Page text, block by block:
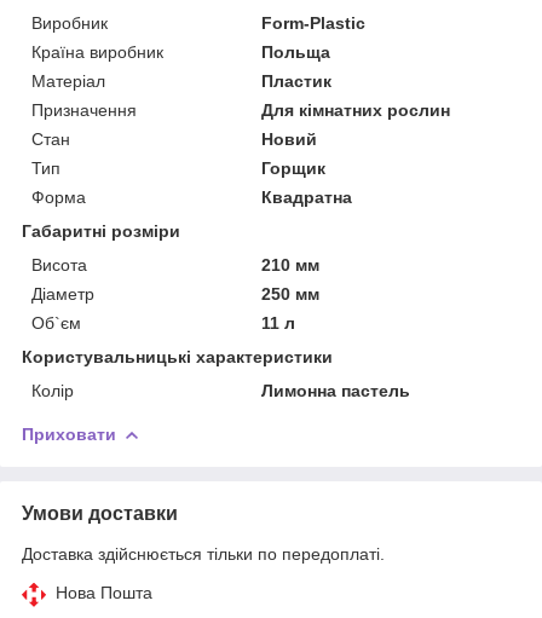
Виробник
Form-Plastic
Країна виробник
Польща
Матеріал
Пластик
Призначення
Для кімнатних рослин
Стан
Новий
Тип
Горщик
Форма
Квадратна
Габаритні розміри
Висота
210 мм
Діаметр
250 мм
Об`єм
11 л
Користувальницькі характеристики
Колір
Лимонна пастель
Приховати
Умови доставки
Доставка здійснюється тільки по передоплаті.
Нова Пошта